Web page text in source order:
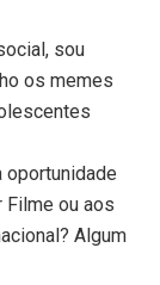
sou
os memes
oportunidade
ou aos
Algum